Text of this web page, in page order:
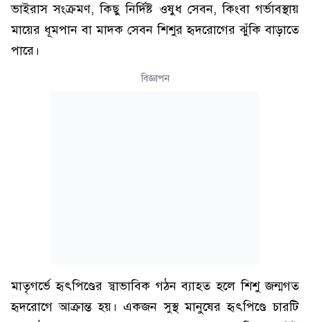
ভাইরাস সংক্রমণ, কিছু নির্দিষ্ট ওষুধ সেবন, কিংবা গর্ভাবস্থায়
মায়ের ধূমপান বা মাদক সেবন শিশুর হৃদরোগের ঝুঁকি বাড়াতে
পারে।
বিজ্ঞাপন
মাতৃগর্ভে হৃৎপিণ্ডের স্বাভাবিক গঠন ব্যাহত হলে শিশু জন্মগত
হৃদরোগে আক্রান্ত হয়। একজন সুস্থ মানুষের হৃৎপিণ্ডে চারটি